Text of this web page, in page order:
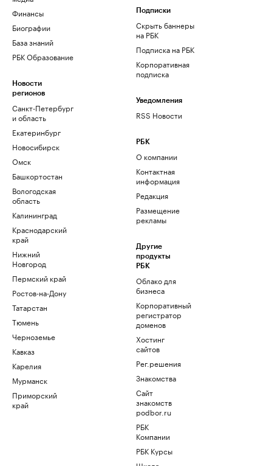
Финансы
Биографии
База знаний
РБК Образование
Новости
регионов
Санкт-Петербург
и область
Екатеринбург
Новосибирск
Омск
Башкортостан
Вологодская
область
Калининград
Краснодарский
край
Нижний
Новгород
Пермский край
Ростов-на-Дону
Татарстан
Тюмень
Черноземье
Кавказ
Карелия
Мурманск
Приморский
край
Подписки
Скрыть баннеры
на РБК
Подписка на РБК
Корпоративная
подписка
Уведомления
RSS Новости
РБК
О компании
Контактная
информация
Редакция
Размещение
рекламы
Другие
продукты
РБК
Облако для
бизнеса
Корпоративный
регистратор
доменов
Хостинг
сайтов
Рег.решения
Знакомства
Сайт
знакомств
podbor.ru
РБК
Компании
РБК Курсы